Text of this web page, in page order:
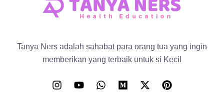
Tanya Ners adalah sahabat para orang tua yang ingin
memberikan yang terbaik untuk si Kecil